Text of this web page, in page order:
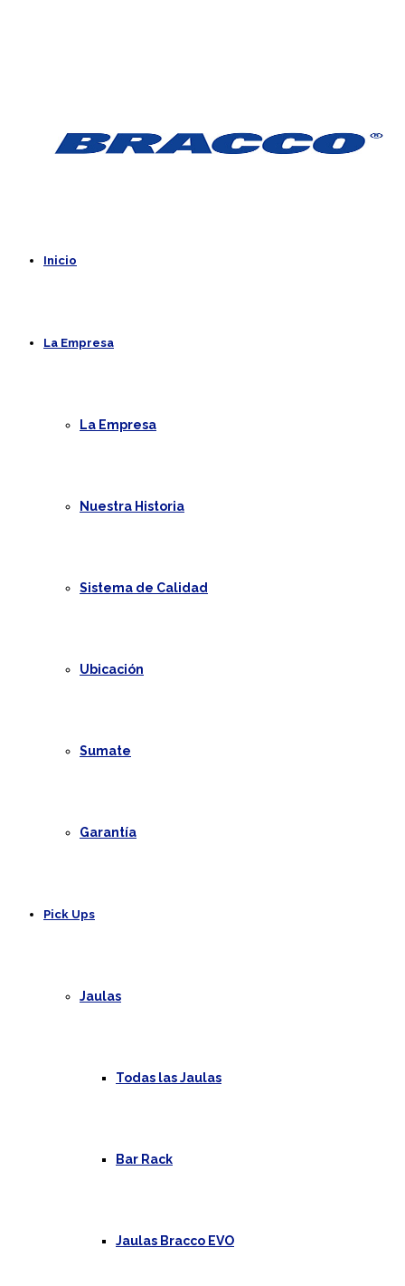
Inicio
La Empresa
La Empresa
Nuestra Historia
Sistema de Calidad
Ubicación
Sumate
Garantía
Pick Ups
Jaulas
Todas las Jaulas
Bar Rack
Jaulas Bracco EVO